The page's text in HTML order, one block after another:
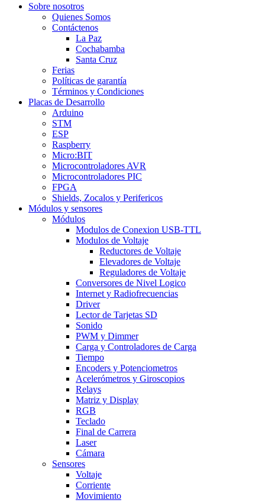
Sobre nosotros
Quienes Somos
Contáctenos
La Paz
Cochabamba
Santa Cruz
Ferias
Políticas de garantía
Términos y Condiciones
Placas de Desarrollo
Arduino
STM
ESP
Raspberry
Micro:BIT
Microcontroladores AVR
Microcontroladores PIC
FPGA
Shields, Zocalos y Perifericos
Módulos y sensores
Módulos
Modulos de Conexion USB-TTL
Modulos de Voltaje
Reductores de Voltaje
Elevadores de Voltaje
Reguladores de Voltaje
Conversores de Nivel Logico
Internet y Radiofrecuencias
Driver
Lector de Tarjetas SD
Sonido
PWM y Dimmer
Carga y Controladores de Carga
Tiempo
Encoders y Potenciometros
Acelerómetros y Giroscopios
Relays
Matriz y Display
RGB
Teclado
Final de Carrera
Laser
Cámara
Sensores
Voltaje
Corriente
Movimiento